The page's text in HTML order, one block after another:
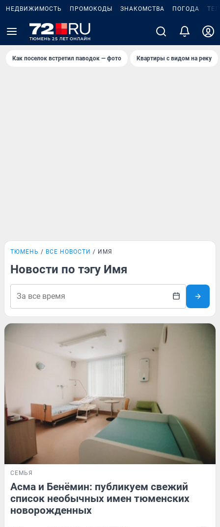
НЕДВИЖИМОСТЬ ПРОМОКОДЫ ЗНАКОМСТВА ПОГОДА
Как поселок встретил паводок — фото Квартиры с видом на реку
ТЮМЕНЬ ВСЕ НОВОСТИ ИМЯ
Новости по тэгу Имя
СЕМЬЯ
Асма и Бенёмин: публикуем свежий
список необычных имен тюменских
новорожденных